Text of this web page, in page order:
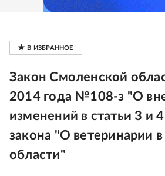
Закон Смоленской
2014 года №108-з "О
изменений в статьи 3 и
закона "О ветеринарии
области"